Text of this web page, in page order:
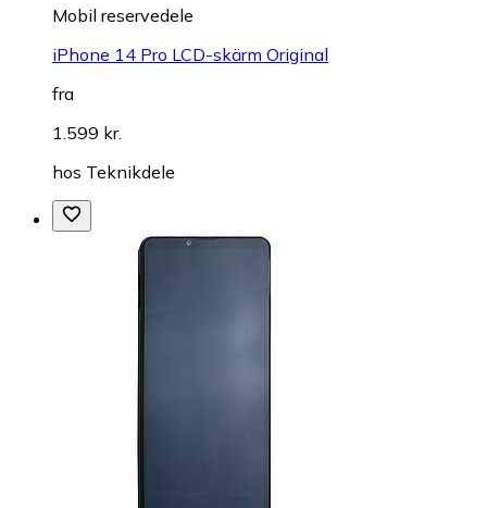
Mobil reservedele
iPhone 14 Pro LCD-skärm Original
fra
1.599 kr.
hos Teknikdele